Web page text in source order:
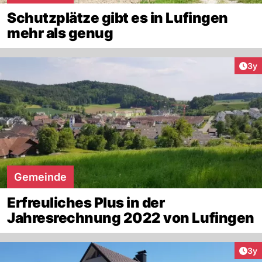
Schutzplätze gibt es in Lufingen
mehr als genug
3y
Gemeinde
Erfreuliches Plus in der
Jahresrechnung 2022 von Lufingen
3y